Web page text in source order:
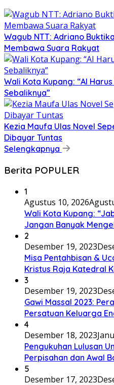
Wagub NTT: Adriano
Membawa Suara Rakyat
Wali Kota Kupang: “AI
Sebaliknya”
Kezia Maufa Ulas Novel
Dibayar Tuntas
Selengkapnya
Berita POPULER
1
Agustus 10, 2026
Wali Kota Kupang:
Jangan Banyak
2
Desember 19, 2023
Misa Pentahbisan &
Kristus Raja Katedral
3
Desember 19, 2023
Gawi Massal 2023:
Persatuan Keluarga
4
Desember 18, 2023
Pengukuhan Lulusan
Perpisahan dan Awal
5
Desember 17, 2023